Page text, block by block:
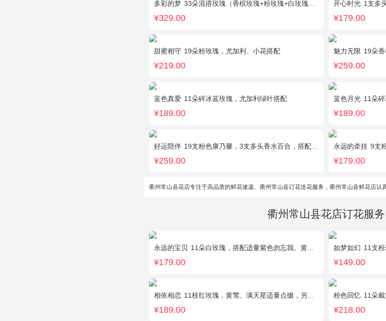
多彩的梦 33朵混搭玫瑰（香槟玫瑰+粉玫瑰+白玫瑰），配花、绿叶搭配
¥329.00
开心时光 1支多头白
¥179.00
甜蜜相守 19朵粉玫瑰，尤加利、小花搭配
¥219.00
魅力无限 19朵香
¥259.00
蓝色真爱 11朵碎冰蓝玫瑰，尤加利绿叶搭配
¥189.00
蓝色月光 11朵
¥189.00
好运陪伴 19支粉色康乃馨，3支多头香水百合，搭配满天星、黄莺装饰。
¥259.00
永远的牵挂 9支粉
¥179.00
衢州常山县花店专注于高品质的鲜花速递、衢州常山县订花送花服务，衢州常山县鲜花店认
衢州常山县花店订花服务
永远的宝贝 11朵白玫瑰，搭配适量紫色勿忘我、黄莺、栀子叶间插。
¥179.00
如梦如幻 11支粉
¥149.00
相依相恋 11枝红玫瑰，黄莺、满天星适量点缀，另加2只可爱小熊公仔。(小熊以实物为准)
¥189.00
粉色回忆 11朵戴
¥218.00